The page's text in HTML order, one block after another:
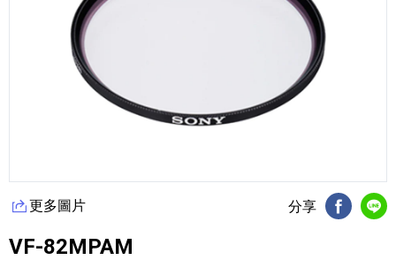
更多圖片 分享
FB分享
VF-82MPAM